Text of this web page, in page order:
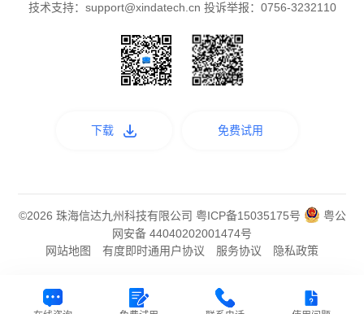
技术支持：support@xindatech.cn 投诉举报：0756-3232110
下载 免费试用
©2026 珠海信达九州科技有限公司 粤ICP备15035175号
粤公
网安备 44040202001474号
网站地图
有度即时通用户协议 服务协议 隐私政策